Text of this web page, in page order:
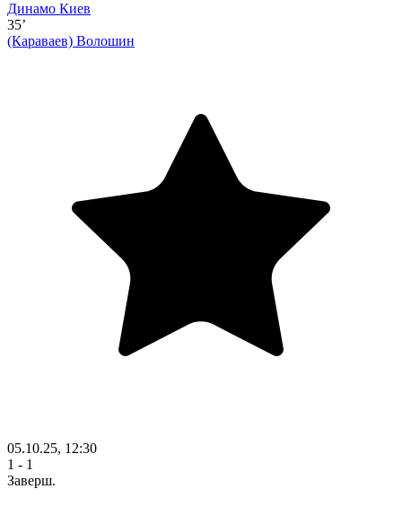
Динамо Киев
35’
(Караваев) Волошин
05.10.25, 12:30
1 - 1
Заверш.